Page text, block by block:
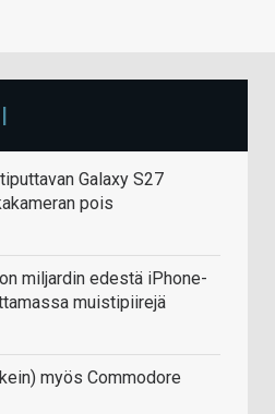
Galaxy S27
pois
miljardin edestä iPhone-
muistipiirejä
myös Commodore